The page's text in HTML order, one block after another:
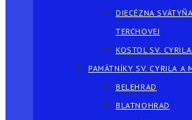
DIECÉZNA
TERCHOVEJ
KOSTOL SV.
PAMÄTNÍKY SV. CYRILA A
BELEHRAD
BLATNOHRAD